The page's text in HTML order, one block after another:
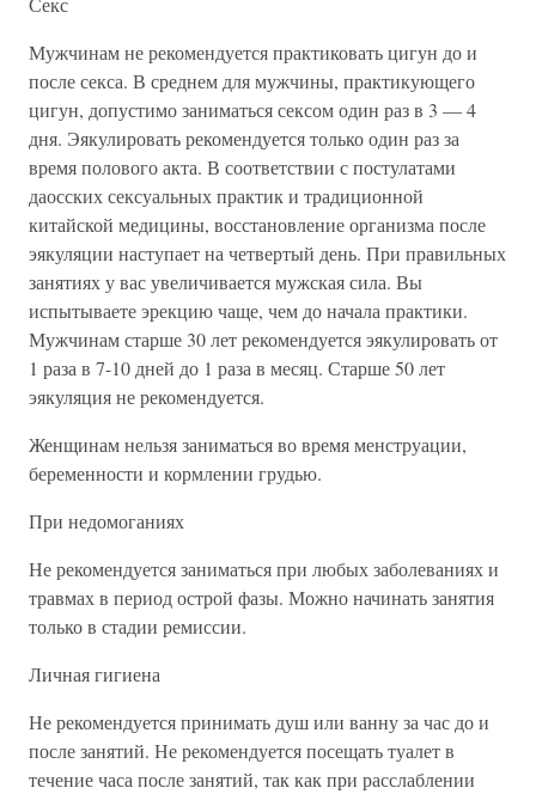
Мужчинам не рекомендуется практиковать цигун до и
после секса. В среднем для мужчины, практикующего
цигун, допустимо заниматься сексом один раз в 3 — 4
дня. Эякулировать рекомендуется только один раз за
время полового акта. В соответствии с постулатами
даосских сексуальных практик и традиционной
китайской медицины, восстановление организма после
эякуляции наступает на четвертый день. При правильных
занятиях у вас увеличивается мужская сила. Вы
испытываете эрекцию чаще, чем до начала практики.
Мужчинам старше 30 лет рекомендуется эякулировать от
1 раза в 7-10 дней до 1 раза в месяц. Старше 50 лет
эякуляция не рекомендуется.
Женщинам нельзя заниматься во время менструации,
беременности и кормлении грудью.
При недомоганиях
Не рекомендуется заниматься при любых заболеваниях и
травмах в период острой фазы. Можно начинать занятия
только в стадии ремиссии.
Личная гигиена
Не рекомендуется принимать душ или ванну за час до и
после занятий. Не рекомендуется посещать туалет в
течение часа после занятий, так как при расслаблении